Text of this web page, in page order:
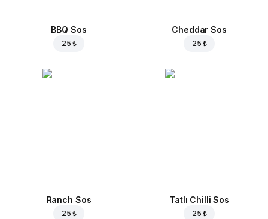
BBQ Sos
25 ₺
Cheddar Sos
25 ₺
Ranch Sos
25 ₺
Tatlı Chilli Sos
25 ₺